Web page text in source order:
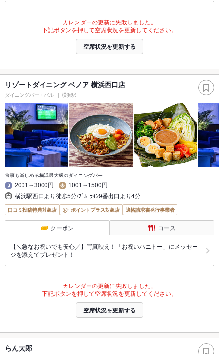
カレンダーの更新に失敗しました。
下記ボタンを押して空席状況を更新してください。
空席状況を更新する
リゾートダイニング ベノア 横浜西口店
ダイニングバー・バル 横浜駅
食事も楽しめる横浜最大級のダイニングバー
2001～3000円
1001～1500円
横浜駅西口より徒歩5分/ﾌﾞﾙｰﾗｲﾝ9番出口より4分
口コミ投稿特典対象店 ポイントプラス対象店 適格請求書発行事業者
クーポン コース
【＼急なお祝いでも安心／】写真映え！「お祝いハニトー」にメッセー
ジを添えてプレゼント！
カレンダーの更新に失敗しました。
下記ボタンを押して空席状況を更新してください。
空席状況を更新する
らん太郎